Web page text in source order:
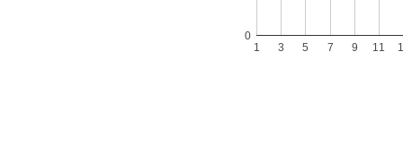
1 3 5 7 9 11
0